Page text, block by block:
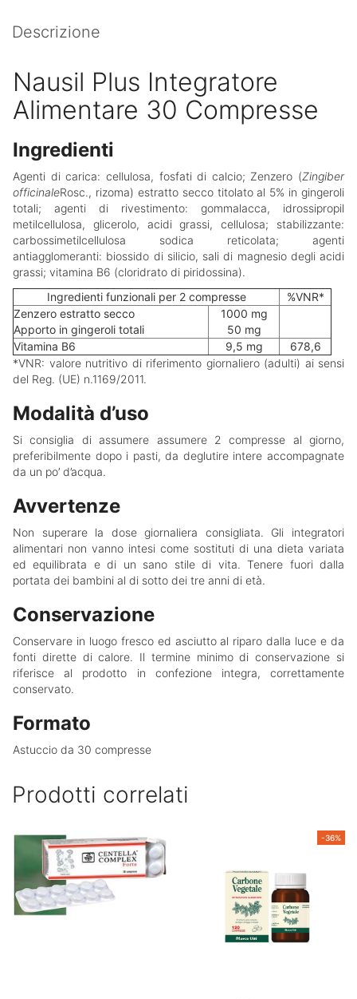
Descrizione
Nausil Plus Integratore
Alimentare 30 Compresse
Ingredienti
Agenti di carica: cellulosa, fosfati di calcio; Zenzero (Zingiber
officinaleRosc., rizoma) estratto secco titolato al 5% in gingeroli
totali; agenti di rivestimento: gommalacca, idrossipropil
metilcellulosa, glicerolo, acidi grassi, cellulosa; stabilizzante:
carbossimetilcellulosa sodica reticolata; agenti
antiagglomeranti: biossido di silicio, sali di magnesio degli acidi
grassi; vitamina B6 (cloridrato di piridossina).
Ingredienti funzionali per 2 compresse
%VNR*
Zenzero estratto secco
Apporto in gingeroli totali
1000 mg
50 mg
Vitamina B6
9,5 mg
678,6
*VNR: valore nutritivo di riferimento giornaliero (adulti) ai sensi
del Reg. (UE) n.1169/2011.
Modalità d’uso
Si consiglia di assumere assumere 2 compresse al giorno,
preferibilmente dopo i pasti, da deglutire intere accompagnate
da un po’ d’acqua.
Avvertenze
Non superare la dose giornaliera consigliata. Gli integratori
alimentari non vanno intesi come sostituti di una dieta variata
ed equilibrata e di un sano stile di vita. Tenere fuori dalla
portata dei bambini al di sotto dei tre anni di età.
Conservazione
Conservare in luogo fresco ed asciutto al riparo dalla luce e da
fonti dirette di calore. Il termine minimo di conservazione si
riferisce al prodotto in confezione integra, correttamente
conservato.
Formato
Astuccio da 30 compresse
Prodotti correlati
-36%